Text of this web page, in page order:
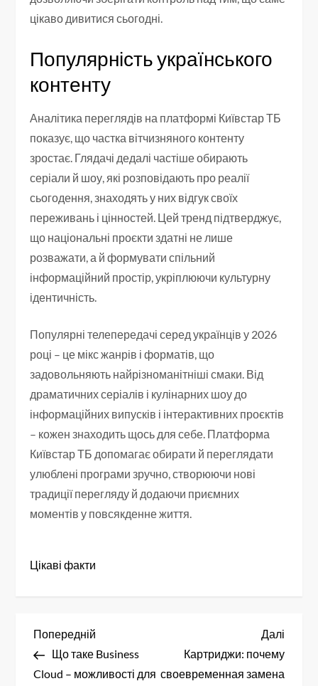
цікаво дивитися сьогодні.
Популярність українського
контенту
Аналітика переглядів на платформі Київстар ТБ
показує, що частка вітчизняного контенту
зростає. Глядачі дедалі частіше обирають
серіали й шоу, які розповідають про реалії
сьогодення, знаходять у них відгук своїх
переживань і цінностей. Цей тренд підтверджує,
що національні проєкти здатні не лише
розважати, а й формувати спільний
інформаційний простір, укріплюючи культурну
ідентичність.
Популярні телепередачі серед українців у 2026
році – це мікс жанрів і форматів, що
задовольняють найрізноманітніші смаки. Від
драматичних серіалів і кулінарних шоу до
інформаційних випусків і інтерактивних проєктів
– кожен знаходить щось для себе. Платформа
Київстар ТБ допомагає обирати й переглядати
улюблені програми зручно, створюючи нові
традиції перегляду й додаючи приємних
моментів у повсякденне життя.
Цікаві факти
Н
а
Попередній
запис
Попередній
Що таке Business
Cloud – можливості для
запис
Далі
Картриджи: почему
своевременная замена